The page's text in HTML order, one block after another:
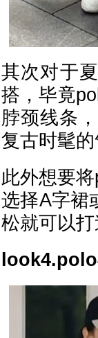
其次对于
搭，毕竟
脖颈线条
复古时髦的
此外想要
选择A字裙
松就可以打